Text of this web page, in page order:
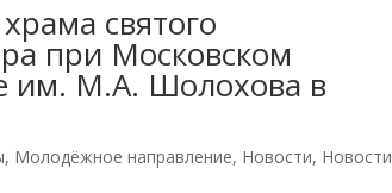
святого
при Московском
им. М.А. Шолохова в
, Молодёжное направление, Новости, Новости